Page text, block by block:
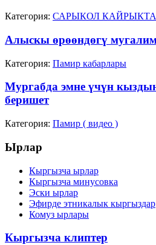
Категория: САРЫКОЛ
Алыскы өрөөндөгү
Категория: Памир кабарлары
Мургабда эмне үчүн
беришет
Категория: Памир ( видео )
Ырлар
Кыргызча ырлар
Кыргызча минусовка
Эски ырлар
Эфирде этникалык кыргыздар
Комуз ырлары
Кыргызча клиптер